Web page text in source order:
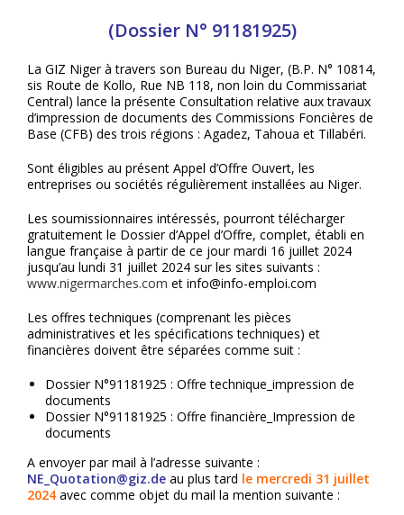
(Dossier N° 91181925)
La GIZ Niger à travers son Bureau du Niger, (B.P. N° 10814,
sis Route de Kollo, Rue NB 118, non loin du Commissariat
Central) lance la présente Consultation relative aux travaux
d’impression de documents des Commissions Foncières de
Base (CFB) des trois régions : Agadez, Tahoua et Tillabéri.
Sont éligibles au présent Appel d’Offre Ouvert, les
entreprises ou sociétés régulièrement installées au Niger.
Les soumissionnaires intéressés, pourront télécharger
gratuitement le Dossier d’Appel d’Offre, complet, établi en
langue française à partir de ce jour mardi 16 juillet 2024
jusqu’au lundi 31 juillet 2024 sur les sites suivants :
www.nigermarches.com et info@info-emploi.com
Les offres techniques (comprenant les pièces
administratives et les spécifications techniques) et
financières doivent être séparées comme suit :
Dossier N°91181925 : Offre technique_impression de
documents
Dossier N°91181925 : Offre financière_Impression de
documents
A envoyer par mail à l’adresse suivante :
NE_Quotation@giz.de au plus tard le mercredi 31 juillet
2024 avec comme objet du mail la mention suivante :